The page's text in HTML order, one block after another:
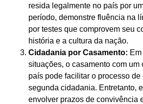
resida legalmente no país por
período, demonstre fluência na
por testes que comprovem seu
história e a cultura da nação.
Cidadania por Casamento:
situações, o casamento com um
país pode facilitar o processo de
segunda cidadania. Entretanto,
envolver prazos de convivência